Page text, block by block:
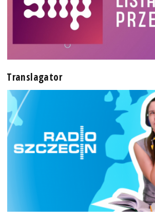
Translagator